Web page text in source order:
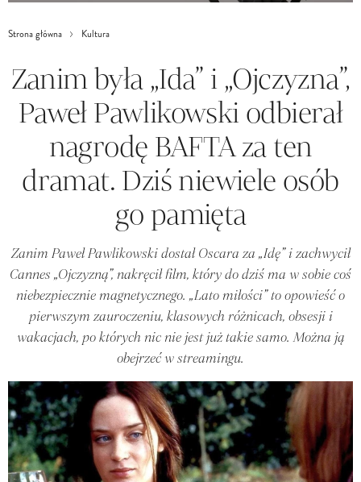
Strona główna Kultura
Zanim była „Ida” i „Ojczyzna”,
Paweł Pawlikowski odbierał
nagrodę BAFTA za ten
dramat. Dziś niewiele osób
go pamięta
Zanim Paweł Pawlikowski dostał Oscara za „Idę” i zachwycił
Cannes „Ojczyzną”, nakręcił film, który do dziś ma w sobie coś
niebezpiecznie magnetycznego. „Lato miłości” to opowieść o
pierwszym zauroczeniu, klasowych różnicach, obsesji i
wakacjach, po których nic nie jest już takie samo. Można ją
obejrzeć w streamingu.